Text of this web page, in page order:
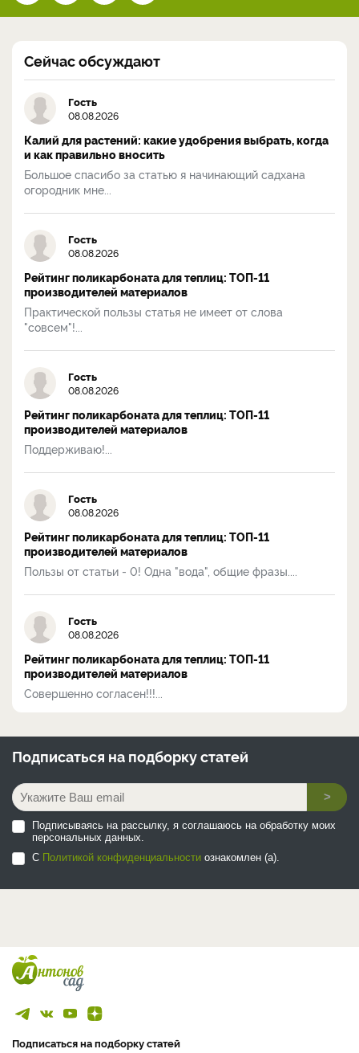
Сейчас обсуждают
Гость
08.08.2026
Калий для растений: какие удобрения выбрать, когда
и как правильно вносить
Большое спасибо за статью я начинающий садхана
огородник мне...
Гость
08.08.2026
Рейтинг поликарбоната для теплиц: ТОП-11
производителей материалов
Практической пользы статья не имеет от слова
"совсем"!...
Гость
08.08.2026
Рейтинг поликарбоната для теплиц: ТОП-11
производителей материалов
Поддерживаю!...
Гость
08.08.2026
Рейтинг поликарбоната для теплиц: ТОП-11
производителей материалов
Пользы от статьи - 0! Одна "вода", общие фразы....
Гость
08.08.2026
Рейтинг поликарбоната для теплиц: ТОП-11
производителей материалов
Совершенно согласен!!!...
Подписаться на подборку статей
>
Подписываясь на рассылку, я соглашаюсь на обработку моих
персональных данных.
С Политикой конфиденциальности ознакомлен (а).
Подписаться на подборку статей